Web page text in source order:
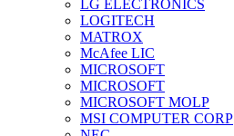
LG ELECTRONICS
LOGITECH
MATROX
McAfee LIC
MICROSOFT
MICROSOFT
MICROSOFT MOLP
MSI COMPUTER CORP